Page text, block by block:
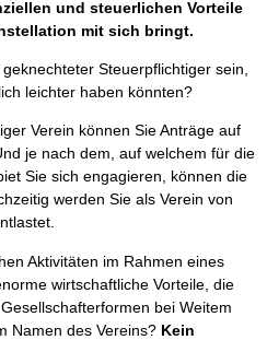
und steuerlichen Vorteile
mit sich bringt.
Steuerpflichtiger sein,
leichter haben könnten?
Verein können Sie Anträge auf
je nach dem, auf welchem für die
Sie sich engagieren, können die
werden Sie als Verein von
Aktivitäten im Rahmen eines
wirtschaftliche Vorteile, die
bei Weitem
Namen des Vereins? Kein